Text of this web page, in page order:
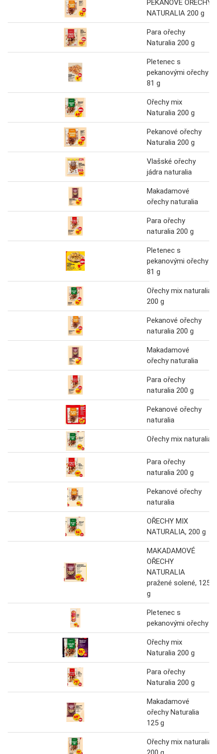
PEKANOVÉ OŘECHY
NATURALIA 200 g
Para ořechy
Naturalia 200 g
Pletenec s
pekanovými ořechy
81 g
Ořechy mix
Naturalia 200 g
Pekanové ořechy
Naturalia 200 g
Vlašské ořechy
jádra naturalia
Makadamové
ořechy naturalia
Para ořechy
naturalia 200 g
Pletenec s
pekanovými ořechy
81 g
Ořechy mix naturalia
200 g
Pekanové ořechy
naturalia 200 g
Makadamové
ořechy naturalia
Para ořechy
naturalia 200 g
Pekanové ořechy
naturalia
Ořechy mix naturalia
Para ořechy
naturalia 200 g
Pekanové ořechy
naturalia
OŘECHY MIX
NATURALIA, 200 g
MAKADAMOVÉ
OŘECHY
NATURALIA
pražené solené, 125
g
Pletenec s
pekanovými ořechy
Ořechy mix
Naturalia 200 g
Para ořechy
Naturalia 200 g
Makadamové
ořechy Naturalia
125 g
Ořechy mix naturalia